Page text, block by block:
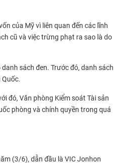
của Mỹ vì liên quan đến các lĩnh
cũ và việc trừng phạt ra sao là do
sách đen. Trước đó, danh sách
Quốc.
đó, Văn phòng Kiểm soát Tài sản
phòng và chính quyền trong quá
(3/6), dẫn đầu là VIC Jonhon